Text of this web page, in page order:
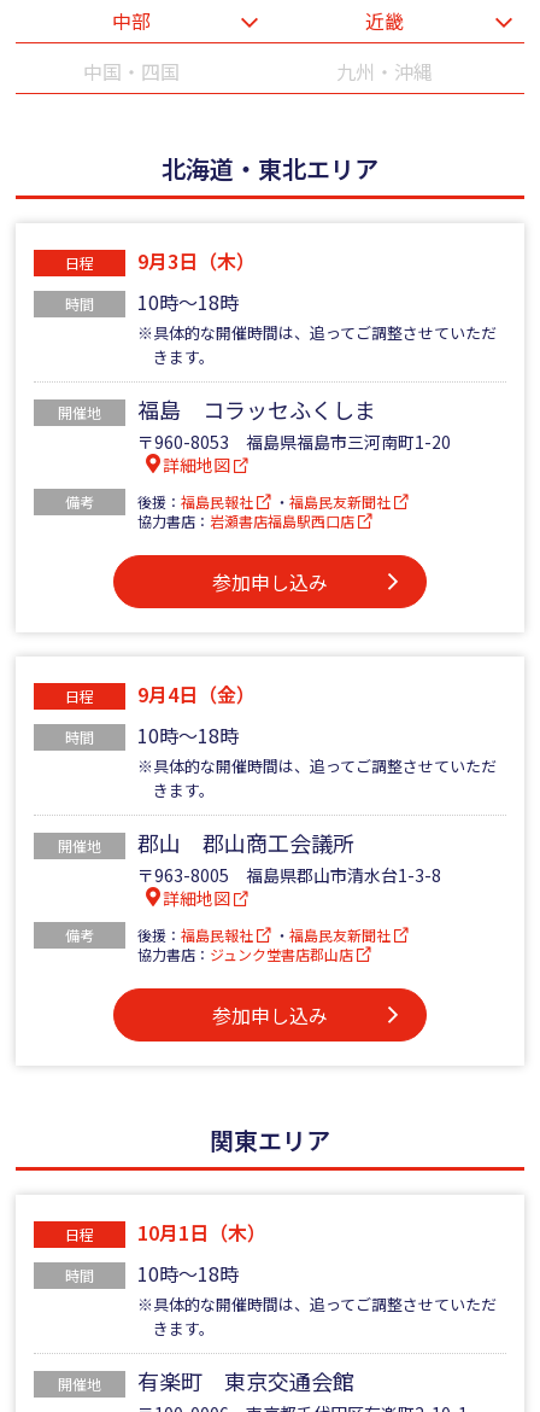
中部
近畿
中国・四国
九州・沖縄
北海道・東北エリア
日程 9月3日（木）
時間 10時～18時
※具体的な開催時間は、追ってご調整させていただ
きます。
開催地 福島 コラッセふくしま
〒960-8053 福島県福島市三河南町1-20
詳細地図
備考 後援：福島民報社 ・福島民友新聞社
協力書店： 岩瀬書店福島駅西口店
参加申し込み
日程 9月4日（金）
時間 10時～18時
※具体的な開催時間は、追ってご調整させていただ
きます。
開催地 郡山 郡山商工会議所
〒963-8005 福島県郡山市清水台1-3-8
詳細地図
備考 後援：福島民報社 ・福島民友新聞社
協力書店： ジュンク堂書店郡山店
参加申し込み
関東エリア
日程 10月1日（木）
時間 10時～18時
※具体的な開催時間は、追ってご調整させていただ
きます。
開催地 有楽町 東京交通会館